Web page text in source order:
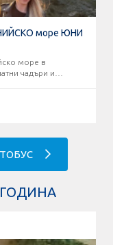
море ЮНИ
море в
чадъри и